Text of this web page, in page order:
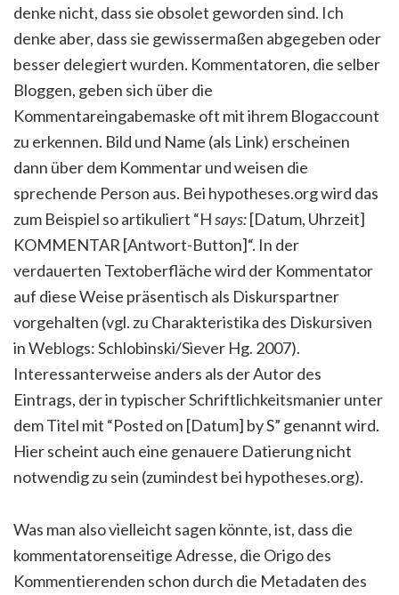
denke nicht, dass sie obsolet geworden sind. Ich
denke aber, dass sie gewissermaßen abgegeben oder
besser delegiert wurden. Kommentatoren, die selber
Bloggen, geben sich über die
Kommentareingabemaske oft mit ihrem Blogaccount
zu erkennen. Bild und Name (als Link) erscheinen
dann über dem Kommentar und weisen die
sprechende Person aus. Bei hypotheses.org wird das
zum Beispiel so artikuliert “Hsays:[Datum, Uhrzeit]
KOMMENTAR [Antwort-Button]“. In der
verdauerten Textoberfläche wird der Kommentator
auf diese Weise präsentisch als Diskurspartner
vorgehalten (vgl. zu Charakteristika des Diskursiven
in Weblogs: Schlobinski/Siever Hg. 2007).
Interessanterweise anders als der Autor des
Eintrags, der in typischer Schriftlichkeitsmanier unter
dem Titel mit “Posted on [Datum] by S” genannt wird.
Hier scheint auch eine genauere Datierung nicht
notwendig zu sein (zumindest bei hypotheses.org).
Was man also vielleicht sagen könnte, ist, dass die
kommentatorenseitige Adresse, die Origo des
Kommentierenden schon durch die Metadaten des